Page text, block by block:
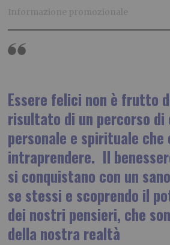
Informazione promozionale
Essere felici non è frutto
risultato di un percorso
personale e spirituale che
intraprendere. Il
si conquistano con un
se stessi e scoprendo il
dei nostri pensieri, che
della nostra realtà